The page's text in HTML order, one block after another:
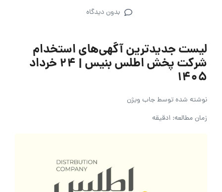
بدون دیدگاه
لیست جدیدترین آگهی‌های استخدام
شرکت پخش اطلس بنیس | ۲۴ خرداد
۱۴۰۵
نوشته شده توسطجاب ویژن
زمان مطالعه: 1دقیقه